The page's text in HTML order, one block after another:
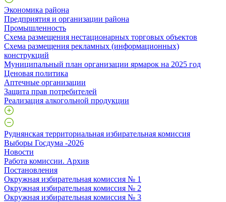
Экономика района
Предприятия и организации района
Промышленность
Схема размещения нестационарных торговых объектов
Схема размещения рекламных (информационных)
конструкций
Муниципальный план организации ярмарок на 2025 год
Ценовая политика
Аптечные организации
Защита прав потребителей
Реализация алкогольной продукции
Руднянская территориальная избирательная комиссия
Выборы Госдума -2026
Новости
Работа комиссии. Архив
Постановления
Окружная избирательная комиссия № 1
Окружная избирательная комиссия № 2
Окружная избирательная комиссия № 3